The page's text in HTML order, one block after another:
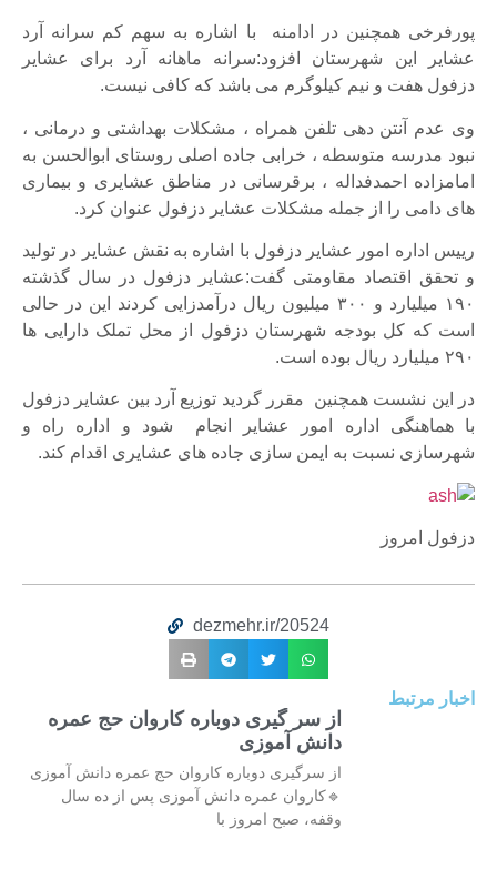
پورفرخی همچنین در ادامنه با اشاره به سهم کم سرانه آرد
عشایر این شهرستان افزود:سرانه ماهانه آرد برای عشایر
دزفول هفت و نیم کیلوگرم می باشد که کافی نیست.
وی عدم آنتن دهی تلفن همراه ، مشکلات بهداشتی و درمانی ،
نبود مدرسه متوسطه ، خرابی جاده اصلی روستای ابوالحسن به
امامزاده احمدفداله ، برقرسانی در مناطق عشایری و بیماری
های دامی را از جمله مشکلات عشایر دزفول عنوان کرد.
رییس اداره امور عشایر دزفول با اشاره به نقش عشایر در تولید
و تحقق اقتصاد مقاومتی گفت:عشایر دزفول در سال گذشته
۱۹۰ میلیارد و ۳۰۰ میلیون ریال درآمدزایی کردند این در حالی
است که کل بودجه شهرستان دزفول از محل تملک دارایی ها
۲۹۰ میلیارد ریال بوده است.
در این نشست همچنین مقرر گردید توزیع آرد بین عشایر دزفول
با هماهنگی اداره امور عشایر انجام شود و اداره راه و
شهرسازی نسبت به ایمن سازی جاده های عشایری اقدام کند.
دزفول امروز
dezmehr.ir/20524
اخبار مرتبط
از سر گیری دوباره کاروان حج عمره
دانش آموزی
از سرگیری دوباره کاروان حج عمره دانش آموزی
🔹کاروان عمره دانش آموزی پس از ده سال
وقفه، صبح امروز با